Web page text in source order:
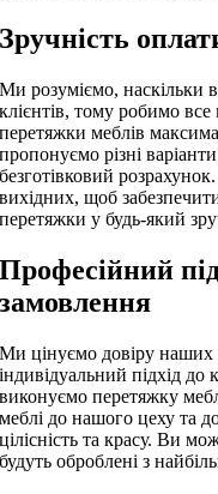
Зручність
Ми розуміємо, наскільки
клієнтів, тому робимо
перетяжки меблів
пропонуємо різні
безготівковий
вихідних, щоб
перетяжки у будь-який
Професійний
замовлення
Ми цінуємо довіру наших
індивідуальний підхід
виконуємо перетяжку
меблі до нашого цеху та
цілісність та красу. Ви
будуть оброблені з